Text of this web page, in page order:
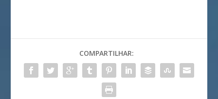
COMPARTILHAR: